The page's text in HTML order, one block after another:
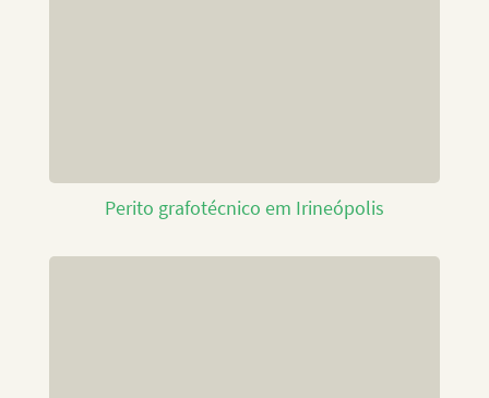
Perito grafotécnico em Irineópolis